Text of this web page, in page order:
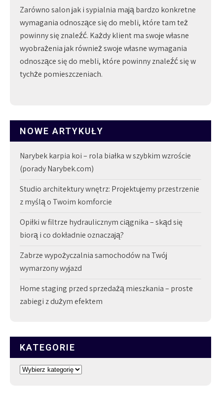
Zarówno salon jak i sypialnia mają bardzo konkretne
wymagania odnoszące się do mebli, które tam też
powinny się znaleźć. Każdy klient ma swoje własne
wyobrażenia jak również swoje własne wymagania
odnoszące się do mebli, które powinny znaleźć się w
tychże pomieszczeniach.
NOWE ARTYKUŁY
Narybek karpia koi – rola białka w szybkim wzroście
(porady Narybek.com)
Studio architektury wnętrz: Projektujemy przestrzenie
z myślą o Twoim komforcie
Opiłki w filtrze hydraulicznym ciągnika – skąd się
biorą i co dokładnie oznaczają?
Zabrze wypożyczalnia samochodów na Twój
wymarzony wyjazd
Home staging przed sprzedażą mieszkania – proste
zabiegi z dużym efektem
KATEGORIE
Kategorie